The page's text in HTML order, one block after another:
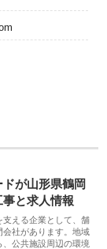
が山形県鶴岡
と求人情報
支える企業として、舗
社があります。地域
公共施設周辺の環境